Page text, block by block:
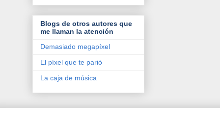
Blogs de otros autores que
me llaman la atención
Demasiado megapíxel
El píxel que te parió
La caja de música